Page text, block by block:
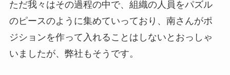
ただ我々はその過程の中で、組織の人員をパズル
のピースのように集めていっており、南さんがポ
ジションを作って入れることはしないとおっしゃ
いましたが、弊社もそうです。